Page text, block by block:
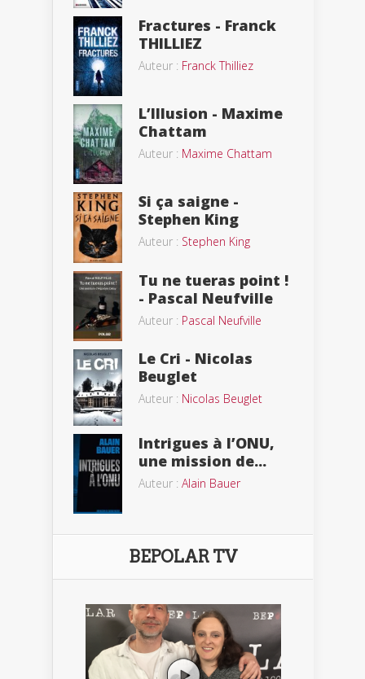
Fractures - Franck
THILLIEZ
Auteur : Franck Thilliez
L’Illusion - Maxime
Chattam
Auteur : Maxime Chattam
Si ça saigne -
Stephen King
Auteur : Stephen King
Tu ne tueras point !
- Pascal Neufville
Auteur : Pascal Neufville
Le Cri - Nicolas
Beuglet
Auteur : Nicolas Beuglet
Intrigues à l’ONU,
une mission de...
Auteur : Alain Bauer
BEPOLAR TV